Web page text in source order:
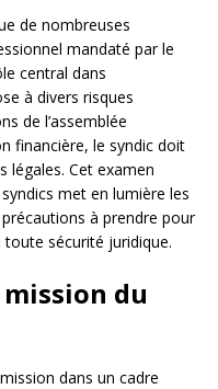
de nombreuses
mandaté par le
central dans
à divers risques
de l’assemblée
financière, le syndic doit
légales. Cet examen
met en lumière les
à prendre pour
sécurité juridique.
du
dans un cadre